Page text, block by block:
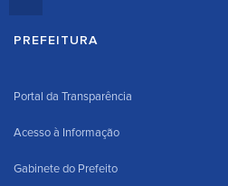
PREFEITURA
Portal da Transparência
Acesso à Informação
Gabinete do Prefeito